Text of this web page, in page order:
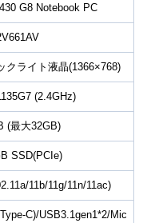
G8 Notebook PC
クライト液晶(1366×768)
(2.4GHz)
(最大32GB)
SSD(PCIe)
11b/11g/11n/11ac)
C)/USB3.1gen1*2/Mic